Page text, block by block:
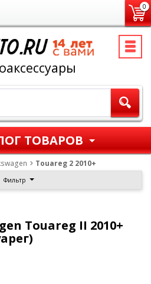
0
ТОВАРОВ
Touareg 2 2010+
Фильтр
Touareg II 2010+